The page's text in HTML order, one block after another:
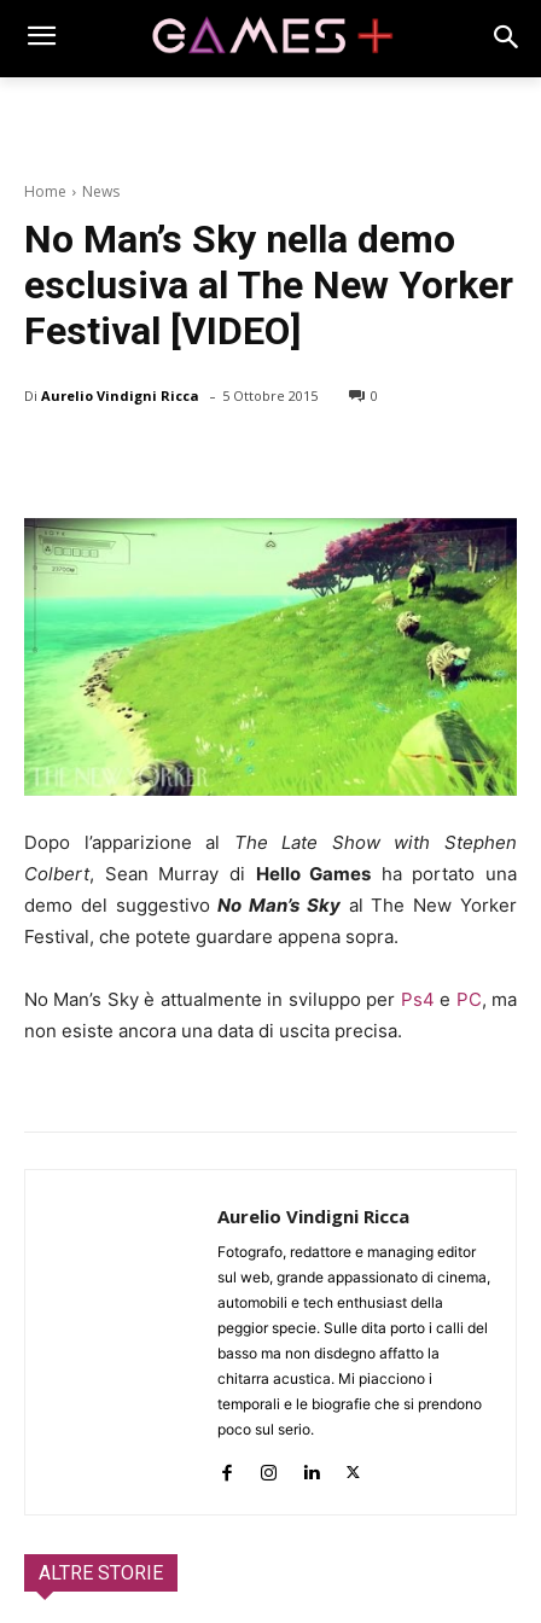
Home News
No Man’s Sky nella demo
esclusiva al The New Yorker
Festival [VIDEO]
Di Aurelio Vindigni Ricca - 5 Ottobre 2015 0
Dopo l’apparizione al The Late Show with Stephen
Colbert, Sean Murray di Hello Games ha portato una
demo del suggestivoNo Man’s Skyal The New Yorker
Festival, che potete guardare appena sopra.
No Man’s Sky è attualmente in sviluppo per Ps4 e PC, ma
non esiste ancora una data di uscita precisa.
Aurelio Vindigni Ricca
Fotografo, redattore e managing editor
sul web, grande appassionato di cinema,
automobili e tech enthusiast della
peggior specie. Sulle dita porto i calli del
basso ma non disdegno affatto la
chitarra acustica. Mi piacciono i
temporali e le biografie che si prendono
poco sul serio.
ALTRE STORIE